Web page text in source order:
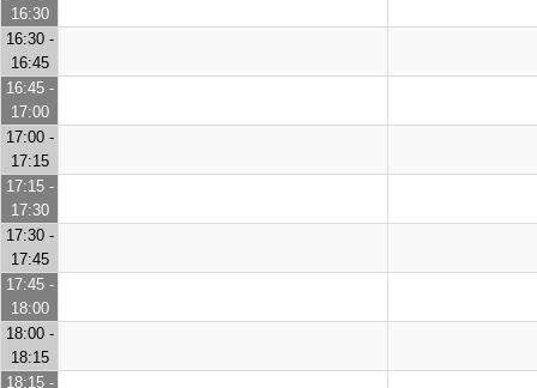
16:30
16:30 -
16:45
16:45 -
17:00
17:00 -
17:15
17:15 -
17:30
17:30 -
17:45
17:45 -
18:00
18:00 -
18:15
18:15 -